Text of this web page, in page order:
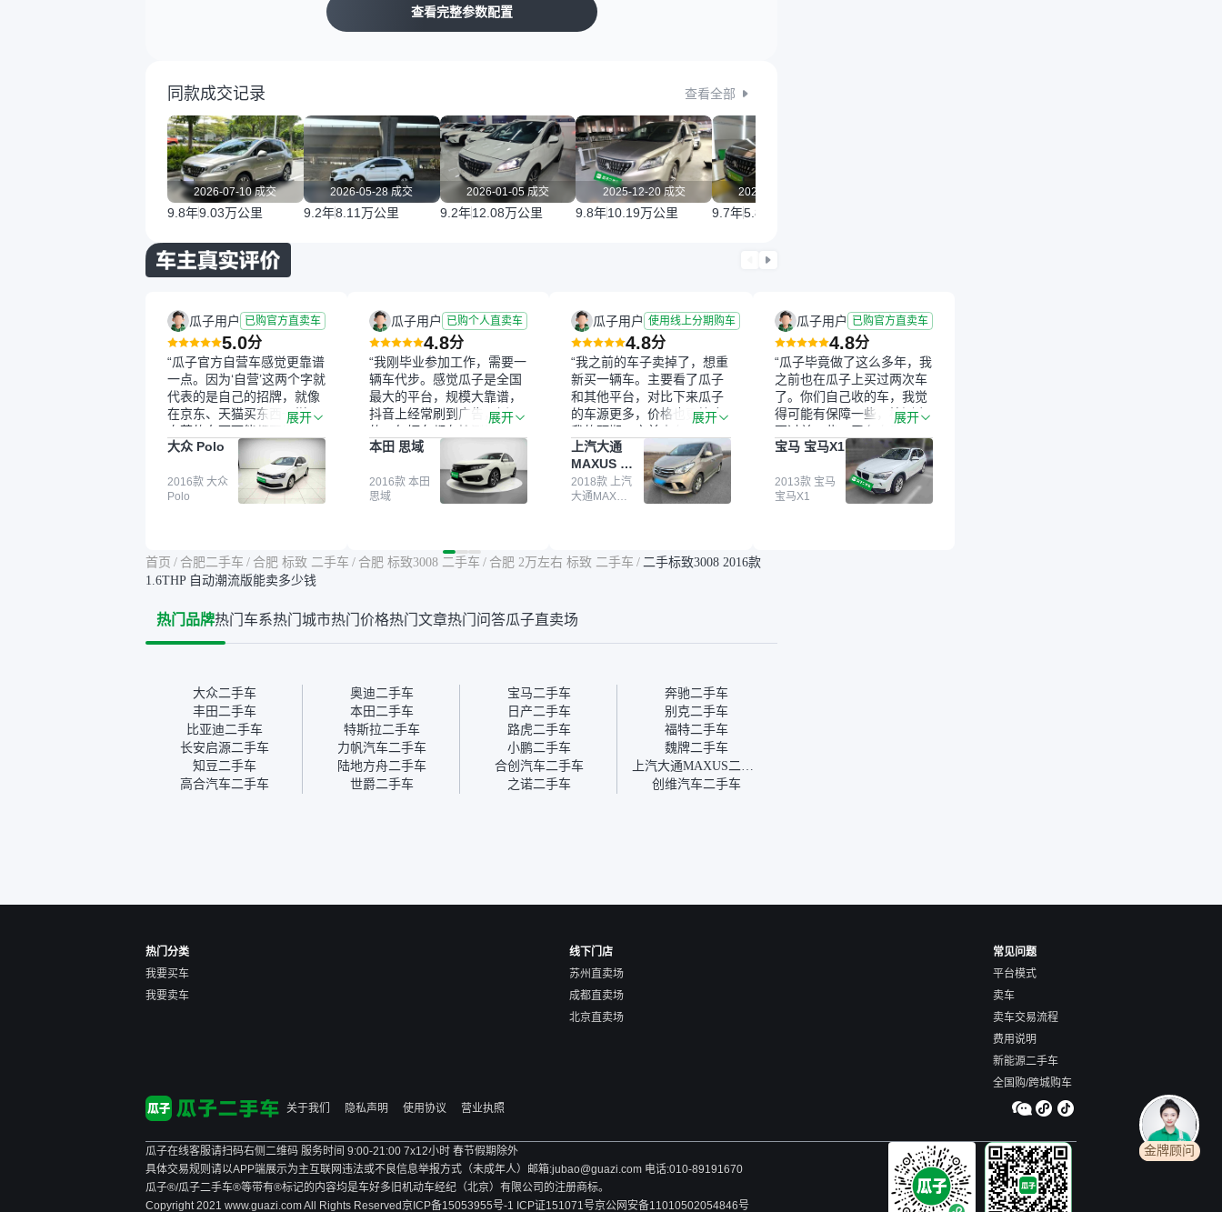
查看完整参数配置
同款成交记录 查看全部
2026-07-10 成交
9.8年9.03万公里
2026-05-28 成交
9.2年8.11万公里
2026-01-05 成交
9.2年12.08万公里
2025-12-20 成交
9.8年10.19万公里
2025-12-11 成交
9.7年5.88万公里
瓜子用户 已购官方直卖车
5.0分
“瓜子官方自营车感觉更靠谱
一点。因为‘自营’这两个字就
代表的是自己的招牌，就像
在京东、天猫买东西一样，
自营的东西可能都要好一
点。就是这种刻板印象吧。
一开始买二手车的时候，我
确实有担心过事故车、泡水
车这些问题。瓜子的检测报
况。我拿到你们的信息之
后，自己又在线上去做了一
台），同时也找了朋友帮忙
线下看车。结果跟你们的报
我第一天看车，第二天你们
就约我到店，我第三天去提
的车。去之前我提前跟交接
人员说好，到了之后要当着
我的面再做一次复检，你们
也安排了师傅，服务可以，
速度很快。体验下来自营车
展开
大众 Polo
2016款 大众
Polo
瓜子用户 已购个人直卖车
4.8分
“我刚毕业参加工作，需要一
辆车代步。感觉瓜子是全国
最大的平台，规模大靠谱，
抖音上经常刷到广告，挺火
的。每辆车都有检测报告，
这个让我很放心。去外面买
车全凭卖家一张嘴，不敢
买。我买了本田思域，白
色，过户次数少，公里数符
平台，车价贵点也正常，毕
竟有保障。其他平台上很多
多花点钱买个放心。从个人
展开
本田 思域
2016款 本田
思域
瓜子用户 使用线上分期购车
4.8分
“我之前的车子卖掉了，想重
新买一辆车。主要看了瓜子
和其他平台，对比下来瓜子
的车源更多，价格也更符合
我的预期。之前卖车来过瓜
子，虽然价格没谈成，但
APP一直留着。瓜子毕竟是
大平台，整体印象还好。我
最终买了一台上汽大通，18
期，这一点很便捷，其他平
心的额外价值。虽然我砍过
为瓜子有质保，车子出小毛
病维修更有保障。”
展开
上汽大通
MAXUS 大
通G10
2018款 上汽
大通MAXUS
瓜子用户 已购官方直卖车
4.8分
“瓜子毕竟做了这么多年，我
之前也在瓜子上买过两次车
了。你们自己收的车，我觉
得可能有保障一些，检测会
更过关一些。平台自己收上
来再卖的车，应该更可靠。
我买的是宝马X1，主要看中
它的价格和公里数比较合
适。另外，瓜子承诺无火
展开
宝马 宝马X1
2013款 宝马
宝马X1
首页 / 合肥二手车 / 合肥 标致 二手车 / 合肥 标致3008 二手车 / 合肥 2万左右 标致 二手车 / 二手标致3008 2016款
1.6THP 自动潮流版能卖多少钱
热门品牌热门车系热门城市热门价格热门文章热门问答瓜子直卖场
大众二手车 奥迪二手车 宝马二手车
奔驰二手车
丰田二手车
本田二手车 日产二手车
别克二手车
比亚迪二手车
特斯拉二手车 路虎二手车
福特二手车
长安启源二手车
力帆汽车二手车 小鹏二手车
魏牌二手车
知豆二手车
陆地方舟二手车 合创汽车二手车
上汽大通MAXUS二手车
高合汽车二手车
世爵二手车 之诺二手车 创维汽车二手车
热门分类
我要买车
我要卖车
线下门店
苏州直卖场
成都直卖场
北京直卖场
常见问题
平台模式
卖车
卖车交易流程
费用说明
新能源二手车
全国购/跨城购车
关于我们
隐私声明 使用协议 营业执照
瓜子在线客服请扫码右侧二维码 服务时间 9:00-21:00 7x12小时 春节假期除外
具体交易规则请以APP端展示为主 互联网违法或不良信息举报方式（未成年人）邮箱:jubao@guazi.com 电话:010-89191670
瓜子®/瓜子二手车®等带有®标记的内容均是车好多旧机动车经纪（北京）有限公司的注册商标。
Copyright 2021 www.guazi.com All Rights Reserved京ICP备15053955号-1 ICP证151071号京公网安备11010502054846号
金牌顾问